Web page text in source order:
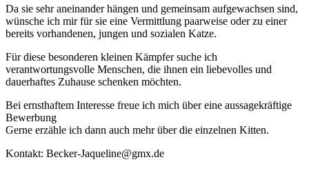
Da sie sehr aneinander hängen und gemeinsam aufgewachsen sind,
wünsche ich mir für sie eine Vermittlung paarweise oder zu einer
bereits vorhandenen, jungen und sozialen Katze.
Für diese besonderen kleinen Kämpfer suche ich
verantwortungsvolle Menschen, die ihnen ein liebevolles und
dauerhaftes Zuhause schenken möchten.
Bei ernsthaftem Interesse freue ich mich über eine aussagekräftige
Bewerbung
Gerne erzähle ich dann auch mehr über die einzelnen Kitten.
Kontakt: Becker-Jaqueline@gmx.de